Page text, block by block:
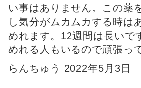
い事はありません。この薬
し気分がムカムカする時は
めれます。12週間は長いで
めれる人もいるので頑張っ
らんちゅう 2022年5月3日